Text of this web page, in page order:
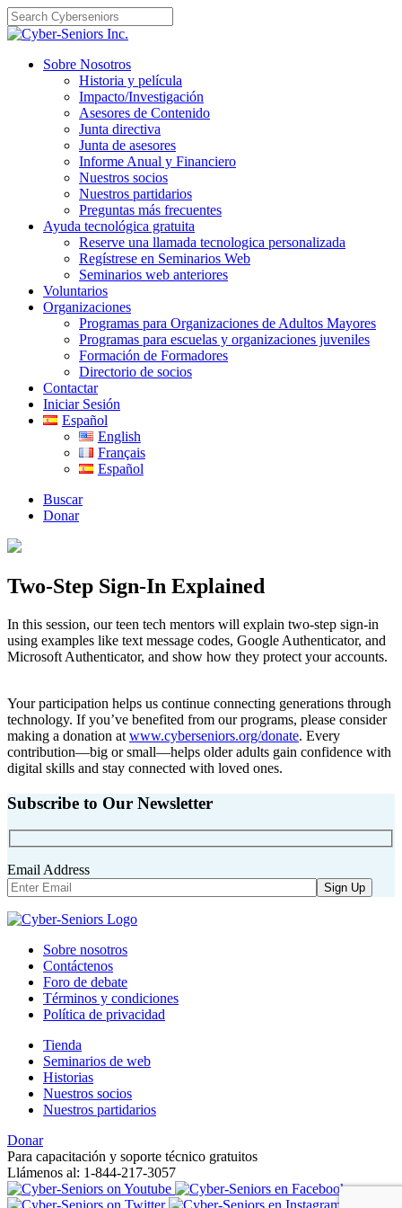
Skip
to
content
Sobre Nosotros
Historia y película
Impacto/Investigación
Asesores de Contenido
Junta directiva
Junta de asesores
Informe Anual y Financiero
Nuestros socios
Nuestros partidarios
Preguntas más frecuentes
Ayuda tecnológica gratuita
Reserve una llamada tecnologica personalizada
Regístrese en Seminarios Web
Seminarios web anteriores
Voluntarios
Organizaciones
Programas para Organizaciones de Adultos Mayores
Programas para escuelas y organizaciones juveniles
Formación de Formadores
Directorio de socios
Contactar
Iniciar Sesión
Español
English
Français
Español
Buscar
Donar
Two-Step Sign-In Explained
In this session, our teen tech mentors will explain two-step sign-in
using examples like text message codes, Google Authenticator, and
Microsoft Authenticator, and show how they protect your accounts.
Your participation helps us continue connecting generations through
technology. If you’ve benefited from our programs, please consider
making a donation at www.cyberseniors.org/donate. Every
contribution—big or small—helps older adults gain confidence with
digital skills and stay connected with loved ones.
Subscribe to Our Newsletter
Email Address
Sobre nosotros
Contáctenos
Foro de debate
Términos y condiciones
Política de privacidad
Tienda
Seminarios de web
Historias
Nuestros socios
Nuestros partidarios
Donar
Para capacitación y soporte técnico gratuitos
Llámenos al: 1-844-217-3057